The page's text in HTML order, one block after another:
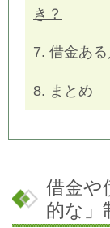
き？
7. 借金あ
8. まとめ
借金や
的な」